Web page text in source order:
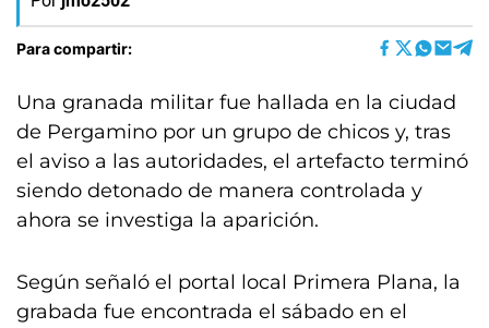
Para compartir:
Una granada militar fue hallada en la ciudad
de Pergamino por un grupo de chicos y, tras
el aviso a las autoridades, el artefacto terminó
siendo detonado de manera controlada y
ahora se investiga la aparición.
Según señaló el portal local Primera Plana, la
grabada fue encontrada el sábado en el